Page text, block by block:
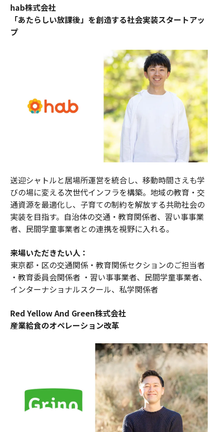
hab株式会社
「あたらしい放課後」を創造する社会実装スタートアッ
プ
送迎シャトルと居場所運営を統合し、移動時間さえも学
びの場に変える次世代インフラを構築。地域の教育・交
通資源を最適化し、子育ての制約を解放する共助社会の
実装を目指す。自治体の交通・教育関係者、習い事事業
者、民間学童事業者との連携を視野に入れる。
来場いただきたい人：
東京都・区の交通関係・教育関係セクションのご担当者
・教育委員会関係者 ・習い事事業者、民間学童事業者、
インターナショナルスクール、私学関係者
Red Yellow And Green株式会社
産業給食のオペレーション改革